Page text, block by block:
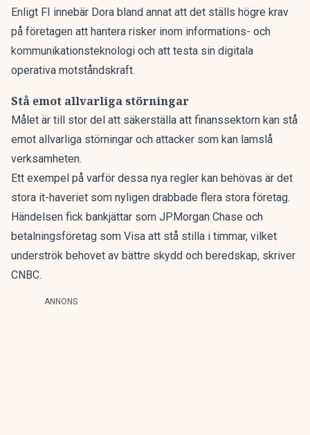
Enligt FI innebär Dora bland annat att det ställs högre krav
på företagen att hantera risker inom informations- och
kommunikationsteknologi och att testa sin digitala
operativa motståndskraft.
Stå emot allvarliga störningar
Målet är till stor del att säkerställa att finanssektorn kan stå
emot allvarliga störningar och attacker som kan lamslå
verksamheten.
Ett exempel på varför dessa nya regler kan behövas är det
stora it-haveriet som nyligen drabbade flera stora företag.
Händelsen fick bankjättar som JPMorgan Chase och
betalningsföretag som Visa att stå stilla i timmar, vilket
underströk behovet av bättre skydd och beredskap, skriver
CNBC.
ANNONS